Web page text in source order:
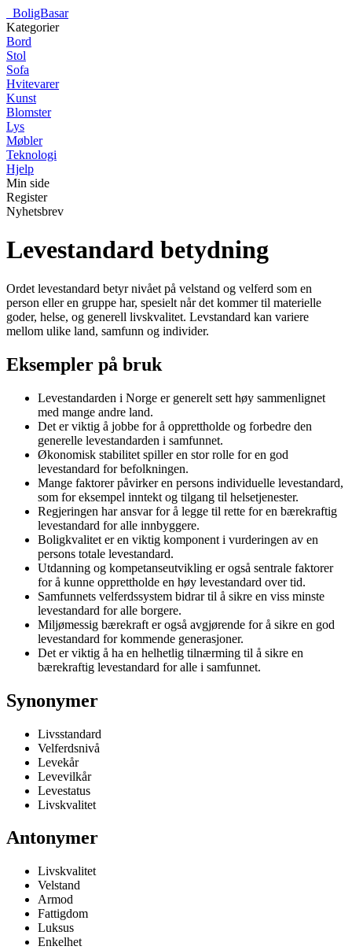
BoligBasar
Kategorier
Bord
Stol
Sofa
Hvitevarer
Kunst
Blomster
Lys
Møbler
Teknologi
Hjelp
Min side
Register
Nyhetsbrev
Levestandard betydning
Ordet levestandard betyr nivået på velstand og velferd som en
person eller en gruppe har, spesielt når det kommer til materielle
goder, helse, og generell livskvalitet. Levstandard kan variere
mellom ulike land, samfunn og individer.
Eksempler på bruk
Levestandarden i Norge er generelt sett høy sammenlignet
med mange andre land.
Det er viktig å jobbe for å opprettholde og forbedre den
generelle levestandarden i samfunnet.
Økonomisk stabilitet spiller en stor rolle for en god
levestandard for befolkningen.
Mange faktorer påvirker en persons individuelle levestandard,
som for eksempel inntekt og tilgang til helsetjenester.
Regjeringen har ansvar for å legge til rette for en bærekraftig
levestandard for alle innbyggere.
Boligkvalitet er en viktig komponent i vurderingen av en
persons totale levestandard.
Utdanning og kompetanseutvikling er også sentrale faktorer
for å kunne opprettholde en høy levestandard over tid.
Samfunnets velferdssystem bidrar til å sikre en viss minste
levestandard for alle borgere.
Miljømessig bærekraft er også avgjørende for å sikre en god
levestandard for kommende generasjoner.
Det er viktig å ha en helhetlig tilnærming til å sikre en
bærekraftig levestandard for alle i samfunnet.
Synonymer
Livsstandard
Velferdsnivå
Levekår
Levevilkår
Levestatus
Livskvalitet
Antonymer
Livskvalitet
Velstand
Armod
Fattigdom
Luksus
Enkelhet